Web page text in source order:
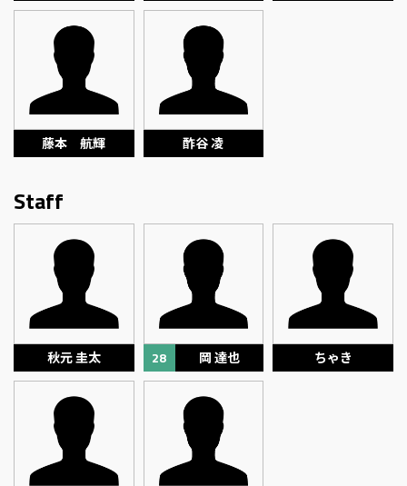
藤本 航輝 酢谷 凌
Staff
秋元 圭太 28 岡 達也 ちゃき